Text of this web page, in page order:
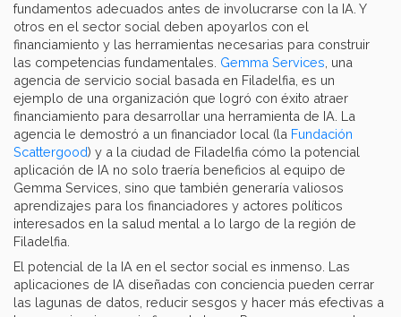
fundamentos adecuados antes de involucrarse con la IA. Y
otros en el sector social deben apoyarlos con el
financiamiento y las herramientas necesarias para construir
las competencias fundamentales. Gemma Services , una
agencia de servicio social basada en Filadelfia, es un
ejemplo de una organización que logró con éxito atraer
financiamiento para desarrollar una herramienta de IA. La
agencia le demostró a un financiador local (la Fundación
Scattergood) y a la ciudad de Filadelfia cómo la potencial
aplicación de IA no solo traería beneficios al equipo de
Gemma Services, sino que también generaría valiosos
aprendizajes para los financiadores y actores políticos
interesados en la salud mental a lo largo de la región de
Filadelfia.
El potencial de la IA en el sector social es inmenso. Las
aplicaciones de IA diseñadas con conciencia pueden cerrar
las lagunas de datos, reducir sesgos y hacer más efectivas a